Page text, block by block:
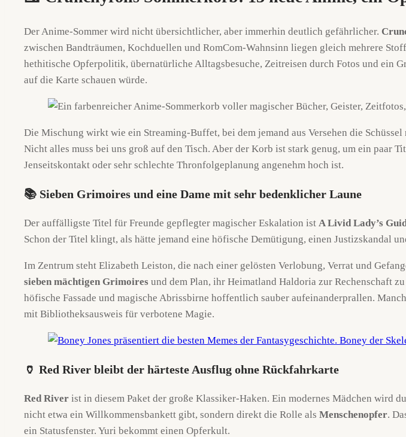
Der Anime-Sommer wird nicht übersichtlicher, aber immerhin deutlich gefährlicher.
zwischen Bandträumen, Kochduellen und RomCom-Wahnsinn liegen gleich mehrere
hethitische Opferpolitik, übernatürliche Alltagsbesuche, Zeitreisen durch Fotos und ein
auf die Karte schauen würde.
Die Mischung wirkt wie ein Streaming-Buffet, bei dem jemand aus Versehen die
Nicht alles muss bei uns groß auf den Tisch. Aber der Korb ist stark genug, um ein paar
Jenseitskontakt oder sehr schlechte Thronfolgeplanung angenehm hoch ist.
📚 Sieben Grimoires und eine Dame mit sehr bedenklicher Laune
Der auffälligste Titel für Freunde gepflegter magischer Eskalation ist A Livid Lady’s
Schon der Titel klingt, als hätte jemand eine höfische Demütigung, einen Justizskandal
Im Zentrum steht Elizabeth Leiston, die nach einer gelösten Verlobung, Verrat und
sieben mächtigen Grimoires und dem Plan, ihr Heimatland Haldoria zur Rechenschaft
höfische Fassade und magische Abrissbirne hoffentlich sauber aufeinanderprallen.
mit Bibliotheksausweis für verbotene Magie.
🏺 Red River bleibt der härteste Ausflug ohne Rückfahrkarte
Red River ist in diesem Paket der große Klassiker-Haken. Ein modernes Mädchen wird
nicht etwa ein Willkommensbankett gibt, sondern direkt die Rolle als Menschenopfer.
ein Statusfenster. Yuri bekommt einen Opferkult.